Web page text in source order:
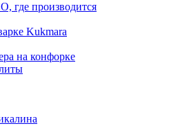
где производится
Kukmara
на конфорке